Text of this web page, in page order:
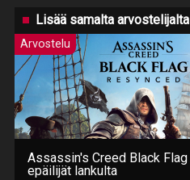
Lisää samalta arvostelijalta
Arvostelu
Assassin's Creed Black
epäilijät lankulta